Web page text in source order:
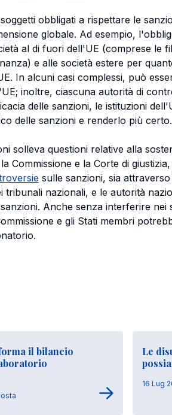
obbligati a rispettare le
globale. Ad esempio,
al di fuori dell'UE (comprese le
e alle società estere per
In alcuni casi complessi, può
inoltre, ciascuna autorità di
delle sanzioni, le istituzioni
delle sanzioni e renderlo più certo.
solleva questioni relative alla
Commissione e la Corte di
sulle sanzioni, sia
nazionali, e le autorità
Anche senza interferire nei
e gli Stati membri
il bilancio
Le
16 Lug